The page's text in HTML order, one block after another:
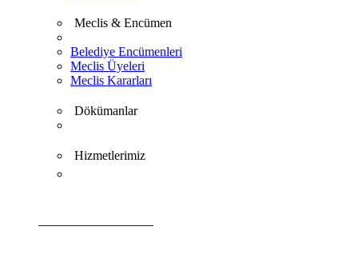
Meclis & Encümen
Belediye Encümenleri
Meclis Üyeleri
Meclis Kararları
Dökümanlar
Hizmetlerimiz